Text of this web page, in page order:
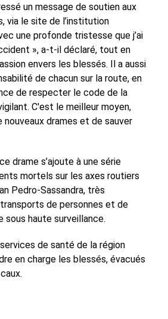
un message de soutien aux
via le site de l’institution
une profonde tristesse que j’ai
», a-t-il déclaré, tout en
envers les blessés. Il a aussi
de chacun sur la route, en
de respecter le code de la
C'est le meilleur moyen,
nouveaux drames et de sauver
drame s’ajoute à une série
mortels sur les axes routiers
Pedro-Sassandra, très
de personnes et de
sous haute surveillance.
de santé de la région
en charge les blessés, évacués